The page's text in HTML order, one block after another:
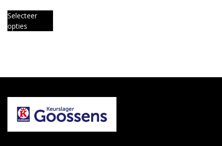
Selecteer
opties